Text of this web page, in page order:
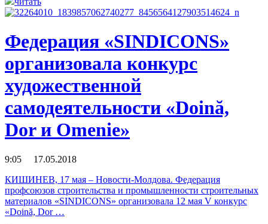
Федерация «SINDICONS»
организовала конкурс
художественной
самодеятельности «Doină,
Dor и Omenie»
9:05 17.05.2018
КИШИНЕВ, 17 мая – Новости-Молдова. Федерация
профсоюзов строительства и промышленности строительных
материалов «SINDICONS» организовала 12 мая V конкурс
«Doină, Dor …